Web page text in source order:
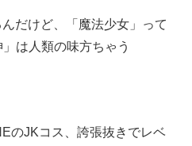
んだけど、「魔法少女」って
は人類の味方ちゃう
のJKコス、誇張抜きでレベ